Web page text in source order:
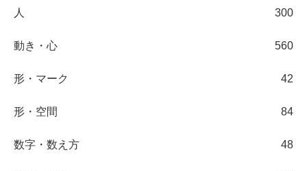
人 300
動き・心 560
形・マーク 42
形・空間 84
数字・数え方 48